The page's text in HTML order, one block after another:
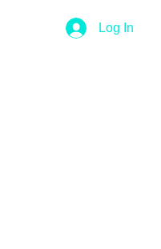
Log In